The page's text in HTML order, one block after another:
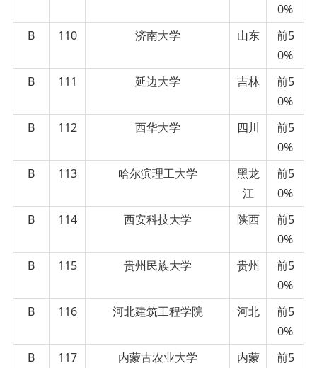
0%
B
110 济南大学 山东
前5
0%
B
111 延边大学 吉林
前5
0%
B
112 西华大学 四川
前5
0%
B
113 哈尔滨理工大学
黑龙
江
前5
0%
B
114 西安科技大学 陕西
前5
0%
B
115 贵州民族大学 贵州
前5
0%
B
116 河北建筑工程学院 河北
前5
0%
B
117 内蒙古农业大学
内蒙
前5